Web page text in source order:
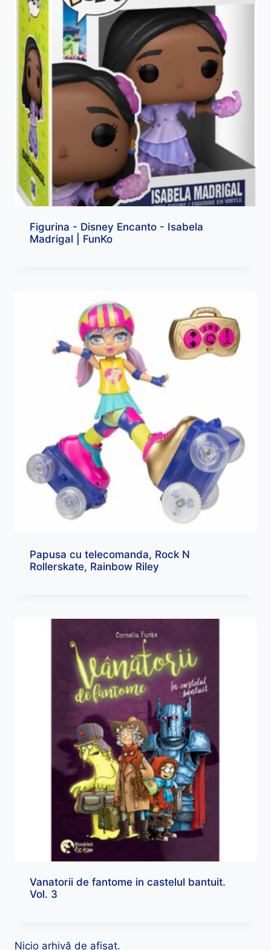
Figurina - Disney Encanto - Isabela
Madrigal | FunKo
Papusa cu telecomanda, Rock N
Rollerskate, Rainbow Riley
Vanatorii de fantome in castelul bantuit.
Vol. 3
Nicio arhivă de afișat.